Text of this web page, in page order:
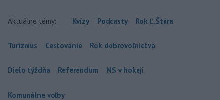
Aktuálne témy: Kvízy Podcasty Rok Ľ.Štúra
Turizmus Cestovanie Rok dobrovoľníctva
Dielo týždňa Referendum MS v hokeji
Komunálne voľby